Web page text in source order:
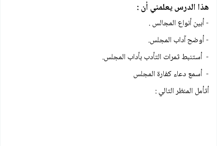
هذا الدرس يعلمني أن :
- أبين أنواع المجالس .
- أوضح آداب المجلس.
- أستنبط ثمرات التأدب بأداب المجلس.
- أسمع دعاء كفارة المجلس
أتأمل المنظر التالي :